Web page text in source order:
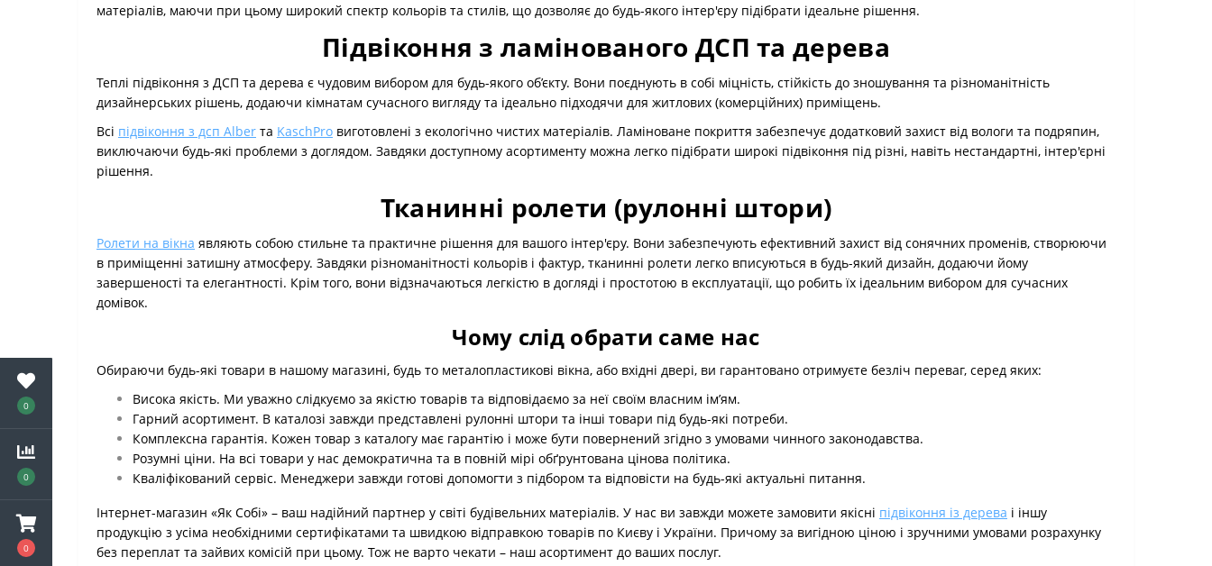
0
0
0
матеріалів, маючи при цьому широкий спектр кольорів та стилів, що дозволяє до будь-якого інтер'єру підібрати ідеальне рішення.
Підвіконня з ламінованого ДСП та дерева
Теплі підвіконня з ДСП та дерева є чудовим вибором для будь-якого об’єкту. Вони поєднують в собі міцність, стійкість до зношування та різноманітність
дизайнерських рішень, додаючи кімнатам сучасного вигляду та ідеально підходячи для житлових (комерційних) приміщень.
Всі підвіконня з дсп Alber та KaschPro виготовлені з екологічно чистих матеріалів. Ламіноване покриття забезпечує додатковий захист від вологи та подряпин,
виключаючи будь-які проблеми з доглядом. Завдяки доступному асортименту можна легко підібрати широкі підвіконня під різні, навіть нестандартні, інтер'єрні
рішення.
Тканинні ролети (рулонні штори)
Ролети на вікна являють собою стильне та практичне рішення для вашого інтер'єру. Вони забезпечують ефективний захист від сонячних променів, створюючи
в приміщенні затишну атмосферу. Завдяки різноманітності кольорів і фактур, тканинні ролети легко вписуються в будь-який дизайн, додаючи йому
завершеності та елегантності. Крім того, вони відзначаються легкістю в догляді і простотою в експлуатації, що робить їх ідеальним вибором для сучасних
домівок.
Чому слід обрати саме нас
Обираючи будь-які товари в нашому магазині, будь то металопластикові вікна, або вхідні двері, ви гарантовано отримуєте безліч переваг, серед яких:
Висока якість. Ми уважно слідкуємо за якістю товарів та відповідаємо за неї своїм власним ім’ям.
Гарний асортимент. В каталозі завжди представлені рулонні штори та інші товари під будь-які потреби.
Комплексна гарантія. Кожен товар з каталогу має гарантію і може бути повернений згідно з умовами чинного законодавства.
Розумні ціни. На всі товари у нас демократична та в повній мірі обґрунтована цінова політика.
Кваліфікований сервіс. Менеджери завжди готові допомогти з підбором та відповісти на будь-які актуальні питання.
Інтернет-магазин «Як Собі» – ваш надійний партнер у світі будівельних матеріалів. У нас ви завжди можете замовити якісні підвіконня із дерева і іншу
продукцію з усіма необхідними сертифікатами та швидкою відправкою товарів по Києву і України. Причому за вигідною ціною і зручними умовами розрахунку
без переплат та зайвих комісій при цьому. Тож не варто чекати – наш асортимент до ваших послуг.